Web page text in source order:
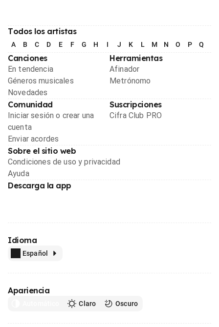
Todos los artistas
A B C D E F G H I J K L M N O P Q
Canciones
En tendencia
Géneros musicales
Novedades
Herramientas
Afinador
Metrónomo
Comunidad
Iniciar sesión o crear una
cuenta
Enviar acordes
Suscripciones
Cifra Club PRO
Sobre el sitio web
Condiciones de uso y privacidad
Ayuda
Descarga la app
Idioma
Español
Apariencia
Claro Oscuro